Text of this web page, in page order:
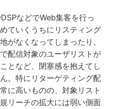
などでWeb集客を行っ
ていくうちにリスティング
がなくなってしまったり、
配信対象のユーザリストが
となど、閉塞感を抱えてし
。特にリターゲティング配
に高いものの、対象リスト
リーチの拡大には弱い側面